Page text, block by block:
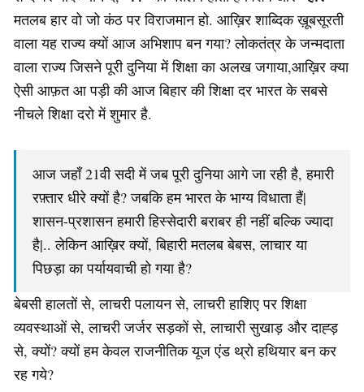
मतलब हार वो जो कंठ पर विराजमान हो. आख़िर शाब्दिक ख़ूबसूरती
वाला यह राज्य क्यों आज अभिशाप बन गया? लोकतंत्र के जन्मदाता
वाला राज्य जिसने पूरी दुनिया में शिक्षा का अलख जगाया,आख़िर क्या
ऐसी आफ़त आ पड़ी की आज बिहार की शिक्षा दर भारत के सबसे
नीचले शिक्षा दरो में शुमार है.
आज जहाँ 21वी सदी में जब पूरी दुनिया आगे जा रही है, हमारी
रफ़्तार धीरे क्यों है? जबकि हम भारत के भाग्य विधाता हैं|
शासन-प्रशासन हमारी हिस्सेदारी बराबर ही नहीं बल्कि ज्यादा
है|.. लेकिन आख़िर क्यों, बिहारी मतलब बेबस, लाचार या
पिछड़ा का पर्यायवाची हो गया है?
बेबसी हालतों से, लाचरी पलायन से, लाचरी हाशिए पर शिक्षा
व्यवस्थाओं से, लाचरी जर्जर सड़कों से, लाचारी सुखाड़ और दाह्ड़
से, क्यों? क्यों हम केवल राजनीतिक यूज एंड थ्रो हथियार बन कर
रह गये?